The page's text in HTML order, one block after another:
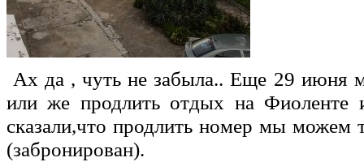
Ах да , чуть не забыла.. Еще 29 июня
или же продлить отдых на Фиоленте
сказали,что продлить номер мы можем
(забронирован).